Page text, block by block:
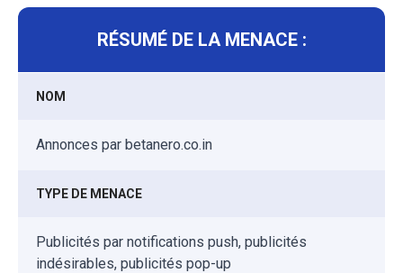
RÉSUMÉ DE LA MENACE :
NOM
Annonces par betanero.co.in
TYPE DE MENACE
Publicités par notifications push, publicités
indésirables, publicités pop-up